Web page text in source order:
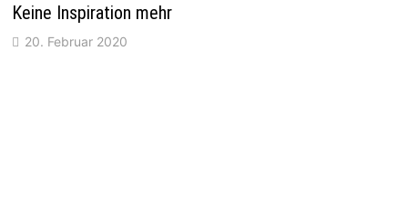
Keine Inspiration mehr
20. Februar 2020